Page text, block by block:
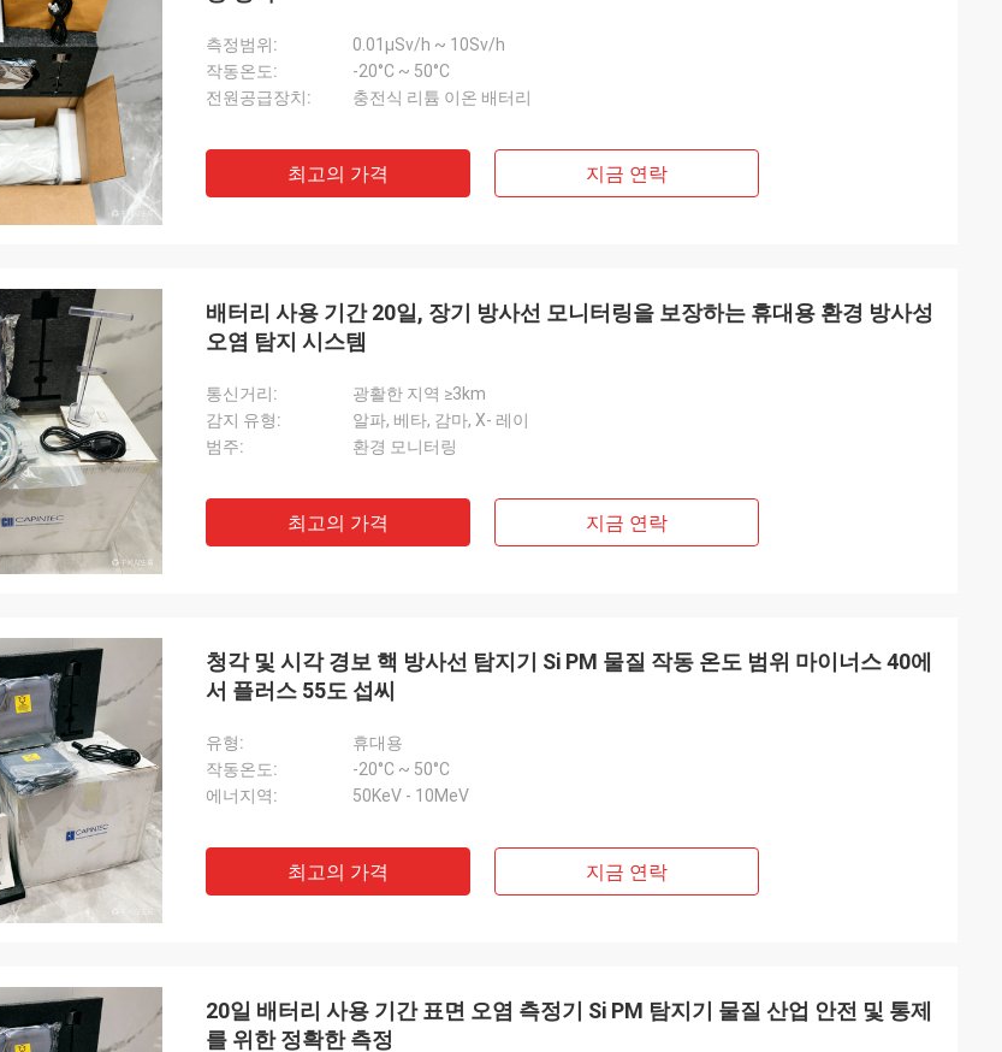
측정범위:
0.01μSv/h ~ 10Sv/h
작동온도:
-20°C ~ 50°C
전원공급장치:
충전식 리튬 이온 배터리
최고의 가격 지금 연락
배터리 사용 기간 20일, 장기 방사선 모니터링을 보장하는 휴대용 환경 방사성
오염 탐지 시스템
통신거리:
광활한 지역 ≥3km
감지 유형:
알파, 베타, 감마, X- 레이
범주:
환경 모니터링
최고의 가격 지금 연락
청각 및 시각 경보 핵 방사선 탐지기 Si PM 물질 작동 온도 범위 마이너스 40에
서 플러스 55도 섭씨
유형:
휴대용
작동온도:
-20°C ~ 50°C
에너지역:
50KeV - 10MeV
최고의 가격 지금 연락
20일 배터리 사용 기간 표면 오염 측정기 Si PM 탐지기 물질 산업 안전 및 통제
를 위한 정확한 측정